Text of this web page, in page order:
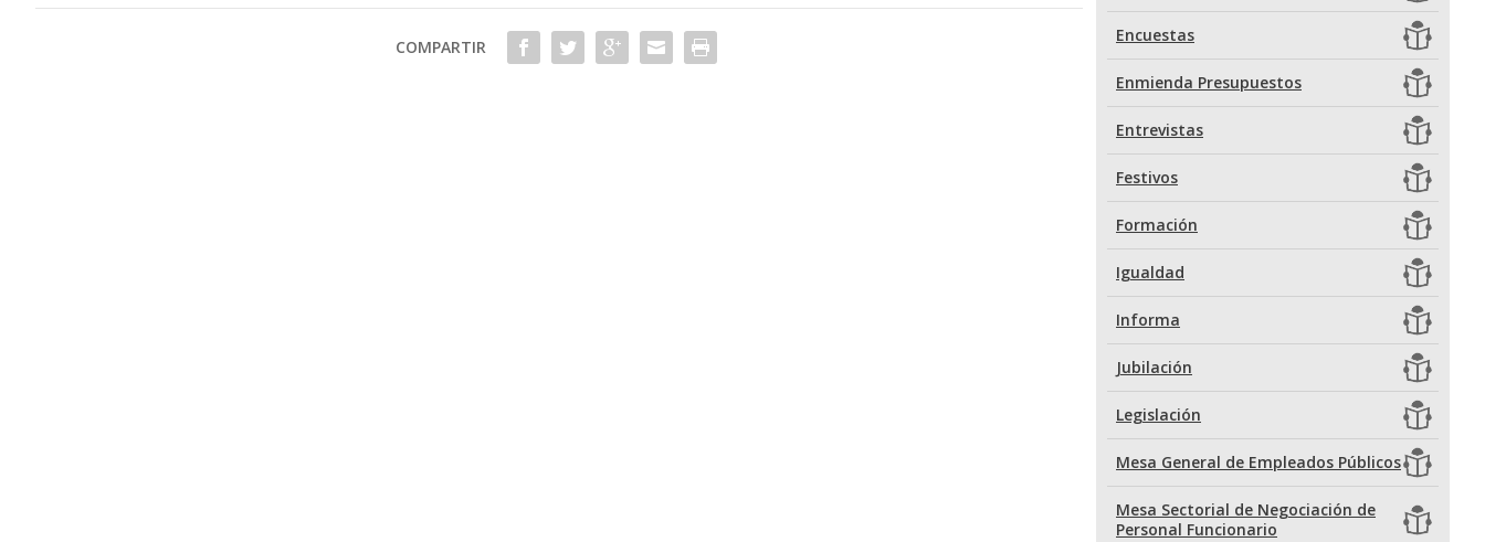
COMPARTIR
Encuestas
Enmienda Presupuestos
Entrevistas
Festivos
Formación
Igualdad
Informa
Jubilación
Legislación
Mesa General de Empleados Públicos
Mesa Sectorial de Negociación de
Personal Funcionario